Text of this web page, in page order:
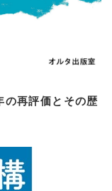
の再評価とその歴